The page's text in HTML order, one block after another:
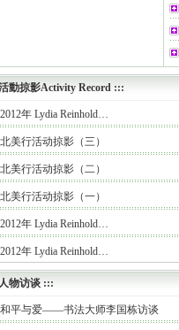
動掠影Activity Record :::
2012年 Lydia Reinhold…
北美行活动掠影（三）
北美行活动掠影（二）
北美行活动掠影（一）
2012年 Lydia Reinhold…
2012年 Lydia Reinhold…
人物访谈 :::
和平与爱——书法大师李国栋访谈